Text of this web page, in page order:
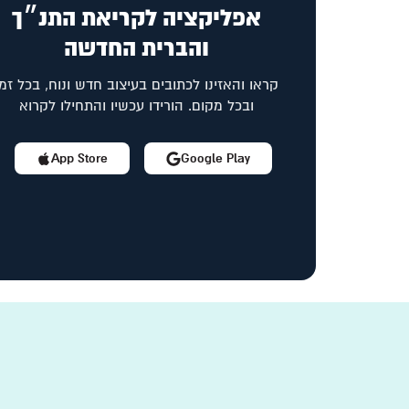
אפליקציה לקריאת התנ״ך
והברית החדשה
קראו והאזינו לכתובים בעיצוב חדש ונוח, בכל
ובכל מקום. הורידו עכשיו והתחילו לקרוא
App Store Google Play